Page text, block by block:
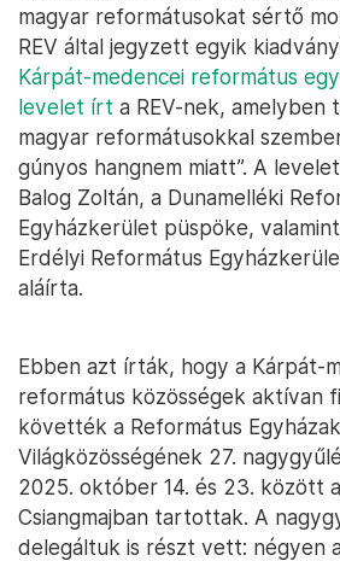
magyar reformátusokat sértő
REV által jegyzett egyik
Kárpát-medencei református
levelet írt a REV-nek, amelyben
magyar reformátusokkal
gúnyos hangnem miatt”. A
Balog Zoltán, a Dunamelléki
Egyházkerület püspöke,
Erdélyi Református
aláírta.
Ebben azt írták, hogy a Kárpát-
református közösségek aktívan
követték a Református Egyházak
Világközösségének 27.
2025. október 14. és 23. között
Csiangmajban tartottak. A
delegáltuk is részt vett: négyen